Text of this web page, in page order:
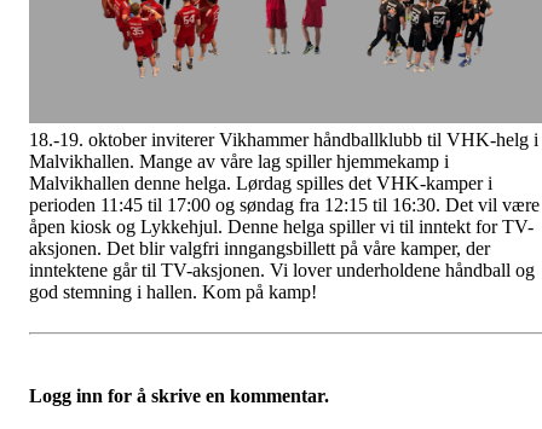
18.-19. oktober inviterer Vikhammer håndballklubb til VHK-helg i
Malvikhallen. Mange av våre lag spiller hjemmekamp i
Malvikhallen denne helga. Lørdag spilles det VHK-kamper i
perioden 11:45 til 17:00 og søndag fra 12:15 til 16:30. Det vil være
åpen kiosk og Lykkehjul. Denne helga spiller vi til inntekt for TV-
aksjonen. Det blir valgfri inngangsbillett på våre kamper, der
inntektene går til TV-aksjonen. Vi lover underholdene håndball og
god stemning i hallen. Kom på kamp!
Logg inn for å skrive en kommentar.